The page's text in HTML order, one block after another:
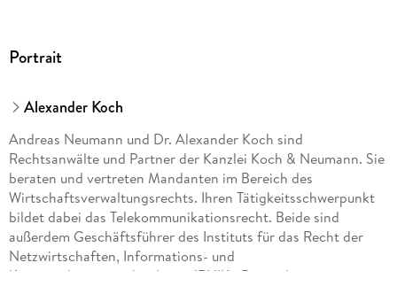
Portrait
Alexander Koch
Andreas Neumann und Dr. Alexander Koch sind
Rechtsanwälte und Partner der Kanzlei Koch & Neumann. Sie
beraten und vertreten Mandanten im Bereich des
Wirtschaftsverwaltungsrechts. Ihren Tätigkeitsschwerpunkt
bildet dabei das Telekommunikationsrecht. Beide sind
außerdem Geschäftsführer des Instituts für das Recht der
Netzwirtschaften, Informations- und
Kommunikationstechnologie (IRNIK), Bonn, das